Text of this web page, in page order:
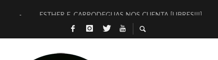
ESTHER F. CARRODEGUAS NOS CUENTA [LIBRES!!!]
[TERRA DE GUAPES] DE SANDRA MONFORT